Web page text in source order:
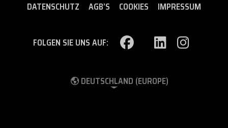
DATENSCHUTZ
AGB’S COOKIES IMPRESSUM
FOLGEN SIE UNS AUF:
DEUTSCHLAND (EUROPE)